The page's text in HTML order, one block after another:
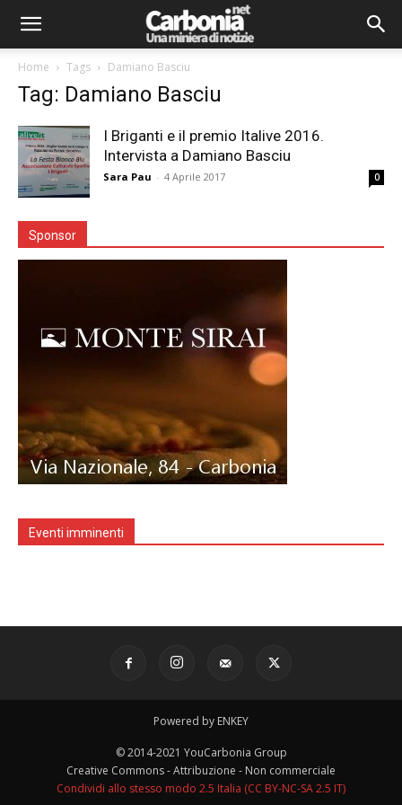
Home Tags Damiano Basciu
Tag: Damiano Basciu
I Briganti e il premio Italive 2016.
Intervista a Damiano Basciu
Sara Pau - 4 Aprile 2017 0
Sponsor
Eventi imminenti
Powered by ENKEY
© 2014-2021 YouCarbonia Group
Creative Commons - Attribuzione - Non commerciale
Condividi allo stesso modo 2.5 Italia (CC BY-NC-SA 2.5 IT)